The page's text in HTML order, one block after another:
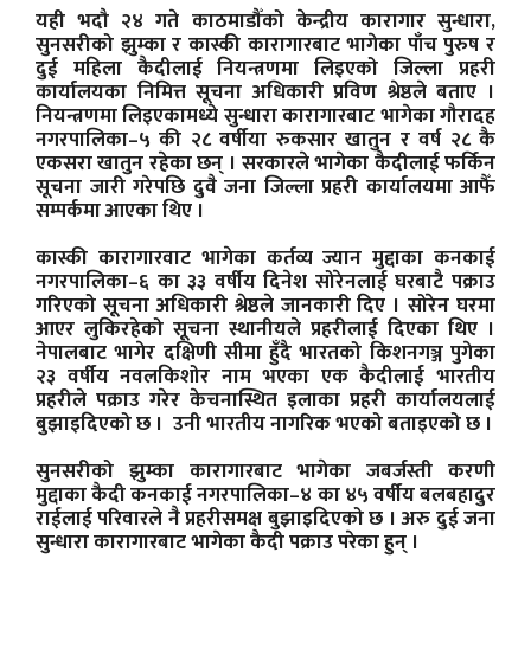
यही भदौ २४ गते काठमाडौँको केन्द्रीय कारागार सुन्धारा,
सुनसरीको झुम्का र कास्की कारागारबाट भागेका पाँच पुरुष र
दुई महिला कैदीलाई नियन्त्रणमा लिइएको जिल्ला प्रहरी
कार्यालयका निमित्त सूचना अधिकारी प्रविण श्रेष्ठले बताए ।
नियन्त्रणमा लिइएकामध्ये सुन्धारा कारागारबाट भागेका गौरादह
नगरपालिका–५ की २८ वर्षीया रुकसार खातुन र वर्ष २८ कै
एकसरा खातुन रहेका छन् । सरकारले भागेका कैदीलाई फर्किन
सूचना जारी गरेपछि दुवै जना जिल्ला प्रहरी कार्यालयमा आफैँ
सम्पर्कमा आएका थिए ।
कास्की कारागारवाट भागेका कर्तव्य ज्यान मुद्दाका कनकाई
नगरपालिका–६ का ३३ वर्षीय दिनेश सोरेनलाई घरबाटै पक्राउ
गरिएको सूचना अधिकारी श्रेष्ठले जानकारी दिए । सोरेन घरमा
आएर लुकिरहेको सूचना स्थानीयले प्रहरीलाई दिएका थिए ।
नेपालबाट भागेर दक्षिणी सीमा हुँदै भारतको किशनगञ्ज पुगेका
२३ वर्षीय नवलकिशोर नाम भएका एक कैदीलाई भारतीय
प्रहरीले पक्राउ गरेर केचनास्थित इलाका प्रहरी कार्यालयलाई
बुझाइदिएको छ । उनी भारतीय नागरिक भएको बताइएको छ ।
सुनसरीको झुम्का कारागारबाट भागेका जबर्जस्ती करणी
मुद्दाका कैदी कनकाई नगरपालिका–४ का ४५ वर्षीय बलबहादुर
राईलाई परिवारले नै प्रहरीसमक्ष बुझाइदिएको छ । अरु दुई जना
सुन्धारा कारागारबाट भागेका कैदी पक्राउ परेका हुन् ।